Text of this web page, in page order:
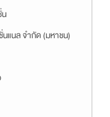
นแนล จำกัด (มหาชน)